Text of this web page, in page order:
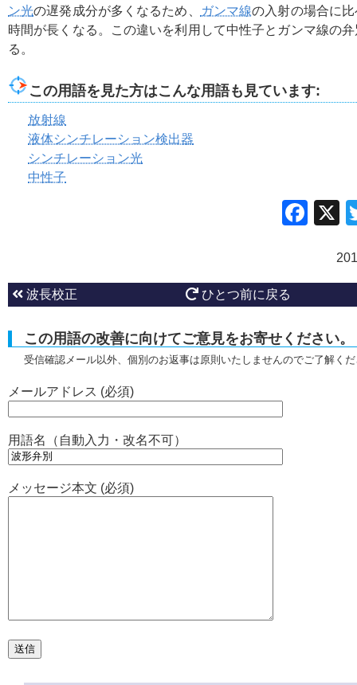
ン光の遅発成分が多くなるため、 ガンマ線の入射の場合に
時間が長くなる。この違いを利用して中性子とガンマ線の
る。
この用語を見た方はこんな用語も見ています:
放射線
液体シンチレーション検出器
シンチレーション光
中性子
波長校正 ひとつ前に戻る
この用語の改善に向けてご意見をお寄せください。
受信確認メール以外、個別のお返事は原則いたしませんのでご了解く
メールアドレス (必須)
用語名（自動入力・改名不可）
メッセージ本文 (必須)